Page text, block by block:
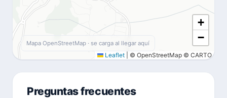
+
−
Leaflet © OpenStreetMap © CARTO
Mapa OpenStreetMap · se carga al llegar aquí
Preguntas frecuentes